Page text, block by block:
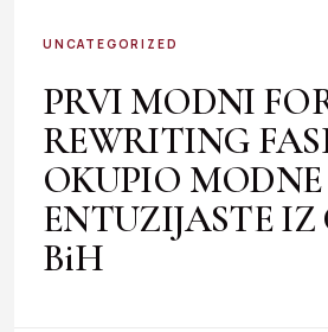
UNCATEGORIZED
PRVI MODNI
REWRITING
OKUPIO MODNE
ENTUZIJASTE IZ
BiH